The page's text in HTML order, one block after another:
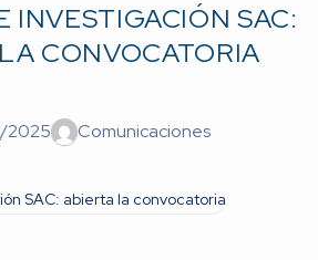
INVESTIGACIÓN SAC:
CONVOCATORIA
2025 Comunicaciones